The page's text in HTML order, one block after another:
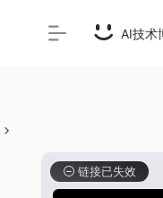
AI技术
链接已失效